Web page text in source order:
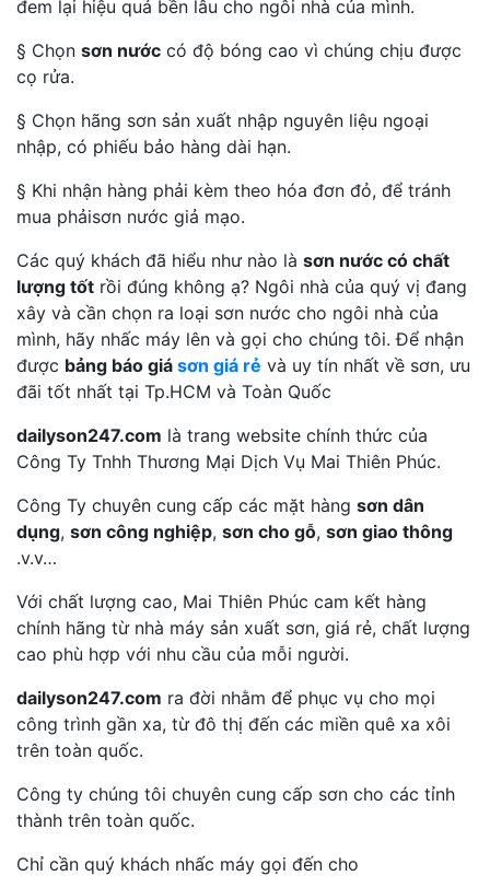
đem lại hiệu quả bền lâu cho ngôi nhà của mình.
§ Chọn sơn nước có độ bóng cao vì chúng chịu được
cọ rửa.
§ Chọn hãng sơn sản xuất nhập nguyên liệu ngoại
nhập, có phiếu bảo hàng dài hạn.
§ Khi nhận hàng phải kèm theo hóa đơn đỏ, để tránh
mua phảisơn nước giả mạo.
Các quý khách đã hiểu như nào là sơn nước có chất
lượng tốt rồi đúng không ạ? Ngôi nhà của quý vị đang
xây và cần chọn ra loại sơn nước cho ngôi nhà của
mình, hãy nhấc máy lên và gọi cho chúng tôi. Để nhận
được bảng báo giá sơn giá rẻ và uy tín nhất về sơn, ưu
đãi tốt nhất tại Tp.HCM và Toàn Quốc
dailyson247.com là trang website chính thức của
Công Ty Tnhh Thương Mại Dịch Vụ Mai Thiên Phúc.
Công Ty chuyên cung cấp các mặt hàng sơn dân
dụng, sơn công nghiệp, sơn cho gỗ, sơn giao thông
.v.v…
Với chất lượng cao, Mai Thiên Phúc cam kết hàng
chính hãng từ nhà máy sản xuất sơn, giá rẻ, chất lượng
cao phù hợp với nhu cầu của mỗi người.
dailyson247.com ra đời nhằm để phục vụ cho mọi
công trình gần xa, từ đô thị đến các miền quê xa xôi
trên toàn quốc.
Công ty chúng tôi chuyên cung cấp sơn cho các tỉnh
thành trên toàn quốc.
Chỉ cần quý khách nhấc máy gọi đến cho